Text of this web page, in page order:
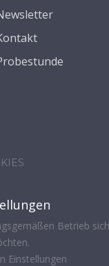
Betrieb
Einstellungen